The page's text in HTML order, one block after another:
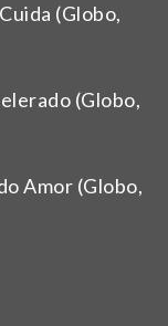
(Globo,
(Globo,
Amor (Globo,